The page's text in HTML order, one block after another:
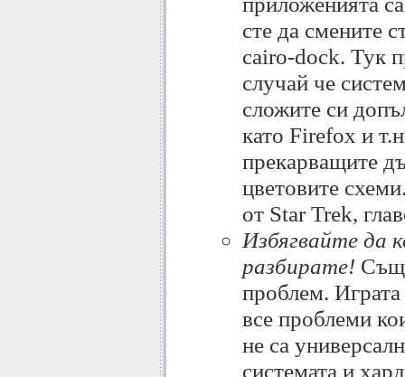
сте да смените
cairo-dock. Тук
случай че
сложите си
като Firefox и
прекарващите
цветовите
от Star Trek,
Избягвайте да
разбирате!
проблем.
все проблеми
не са
системата и